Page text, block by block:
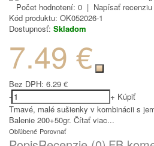
Počet hodnotení: 0 | Napísať recenziu
Kód produktu: OK052026-1
Dostupnosť: Skladom
7.49 €
Bez DPH: 6.29 €
-
+ Kúpiť
Tmavé, malé sušienky v kombinácii s
Balenie 200+50gr. Čítať viac...
Obľúbené Porovnať